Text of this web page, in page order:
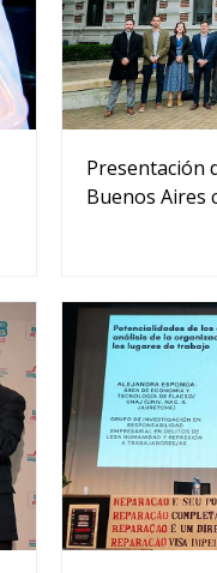
Presentación
Buenos Aires